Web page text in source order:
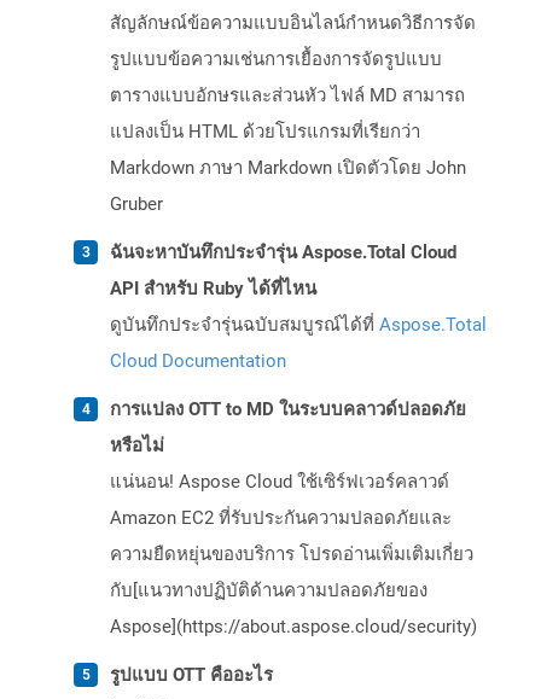
สัญลักษณ์ข้อความแบบอินไลน์กำหนดวิธีการจัด
รูปแบบข้อความเช่นการเยื้องการจัดรูปแบบ
ตารางแบบอักษรและส่วนหัว ไฟล์ MD สามารถ
แปลงเป็น HTML ด้วยโปรแกรมที่เรียกว่า
Markdown ภาษา Markdown เปิดตัวโดย John
Gruber
ฉันจะหาบันทึกประจำรุ่น Aspose.Total Cloud
API สำหรับ Ruby ได้ที่ไหน
ดูบันทึกประจำรุ่นฉบับสมบูรณ์ได้ที่ Aspose.Total
Cloud Documentation
การแปลง OTT to MD ในระบบคลาวด์ปลอดภัย
หรือไม่
แน่นอน! Aspose Cloud ใช้เซิร์ฟเวอร์คลาวด์
Amazon EC2 ที่รับประกันความปลอดภัยและ
ความยืดหยุ่นของบริการ โปรดอ่านเพิ่มเติมเกี่ยว
กับ[แนวทางปฏิบัติด้านความปลอดภัยของ
Aspose](https://about.aspose.cloud/security)
รูปแบบ OTT คืออะไร